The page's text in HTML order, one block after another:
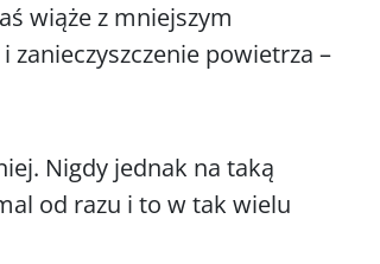
wiąże z mniejszym
powietrza –
Nigdy jednak na taką
od razu i to w tak wielu